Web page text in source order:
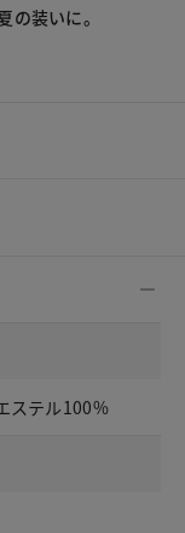
装いに。
ステル100%